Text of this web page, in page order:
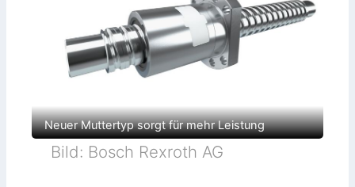
Neuer Muttertyp sorgt für mehr Leistung
Bild: Bosch Rexroth AG